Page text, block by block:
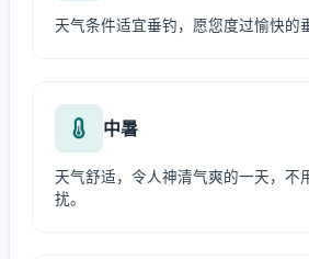
天气条件适宜垂钓，愿您度过愉快的
中暑
天气舒适，令人神清气爽的一天，不
扰。